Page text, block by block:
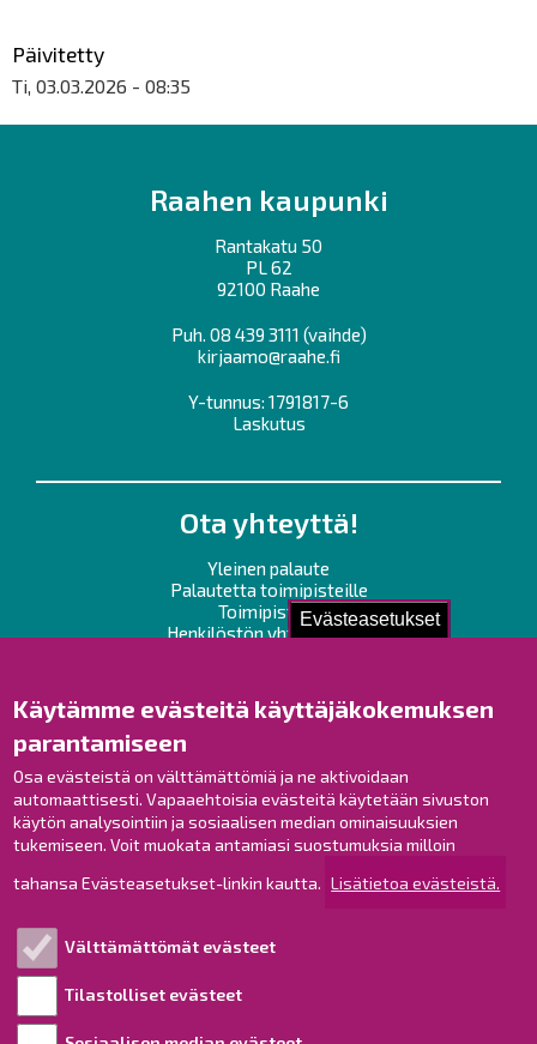
Evästeasetukset
Käytämme evästeitä käyttäjäkokemuksen
parantamiseen
Osa evästeistä on välttämättömiä ja ne aktivoidaan
automaattisesti. Vapaaehtoisia evästeitä käytetään sivuston
käytön analysointiin ja sosiaalisen median ominaisuuksien
tukemiseen. Voit muokata antamiasi suostumuksia milloin
tahansa Evästeasetukset-linkin kautta. Lisätietoa evästeistä.
Välttämättömät evästeet
Tilastolliset evästeet
Päivitetty
Ti, 03.03.2026 - 08:35
Raahen kaupunki
Rantakatu 50
PL 62
92100 Raahe
Puh. 08 439 3111 (vaihde)
kirjaamo@raahe.fi
Y-tunnus: 1791817-6
Laskutus
Ota yhteyttä!
Yleinen palaute
Palautetta toimipisteille
Toimipisteet
Henkilöstön yhteystiedot
Raahe Facebookissa
Raahe Instagramissa
Raahe LinkedInissä
Raahe YouTubessa
Esityslistat ja pöytäkirjat
Viranhaltijapäätökset